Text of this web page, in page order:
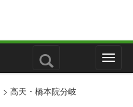
M
e
> 高天・橋本院分岐